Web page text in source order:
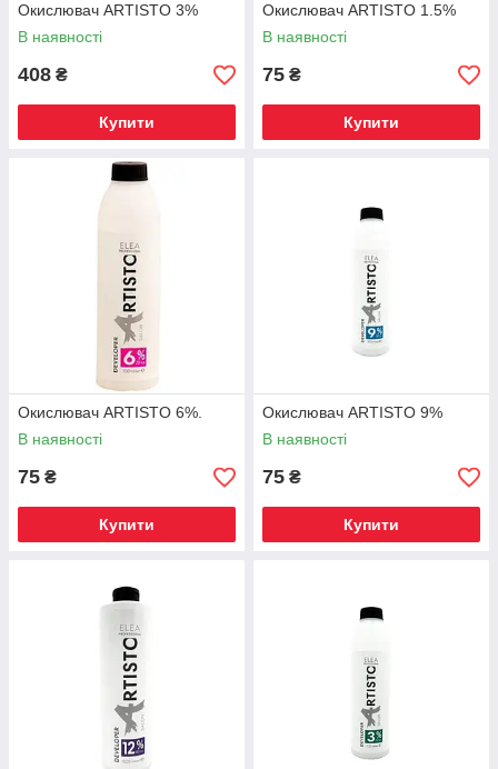
Окислювач ARTISTO 3%
В наявності
408 ₴
Купити
Окислювач ARTISTO 1.5%
В наявності
75 ₴
Купити
Окислювач ARTISTO 6%.
В наявності
75 ₴
Купити
Окислювач ARTISTO 9%
В наявності
75 ₴
Купити